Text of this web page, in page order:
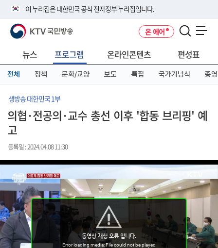
이 누리집은 대한민국 공식 전자정부 누리집입니다.
공식 누리집 주소 확인하기
니다.
이밖에 or.kr 또는 .kr등 다른 도메인 주소를 사용하고 있다면 아래 URL에
서 도메인 주소를 확인해 보세요
KTV 국민방송 온 에어
뉴스 프로그램 온라인콘텐츠 편성표
전체 정책 문화/교양 보도 특집 국가기념식 종영
생방송 대한민국 1부
의협·전공의·교수 총선 이후 '합동 브리핑' 예
고
등록일 : 2024.04.08 11:30